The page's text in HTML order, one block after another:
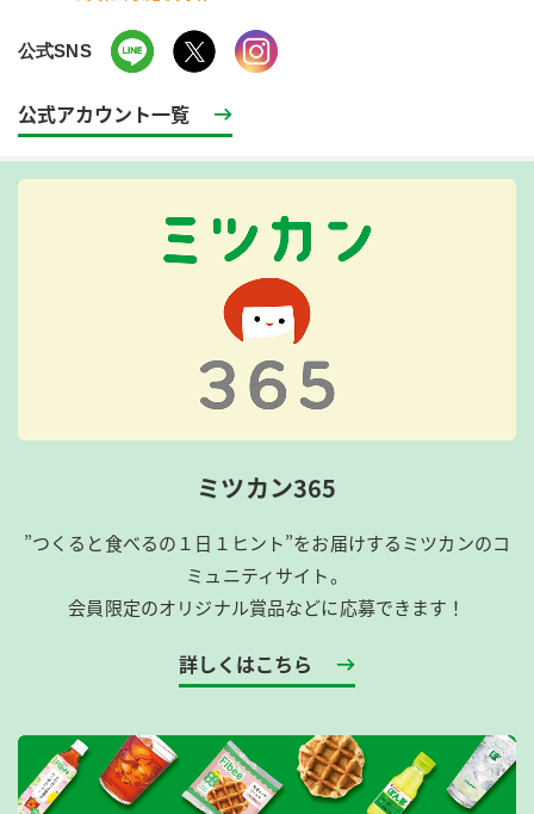
公式SNS
公式アカウント一覧
ミツカン365
”つくると食べるの１日１ヒント”をお届けするミツカンのコ
ミュニティサイト。
会員限定のオリジナル賞品などに応募できます！
詳しくはこちら